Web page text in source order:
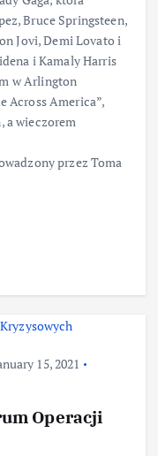
Bruce Springsteen,
Jovi, Demi Lovato i
i Kamaly Harris
w Arlington
Across America”,
a wieczorem
przez Toma
15, 2021
Operacji